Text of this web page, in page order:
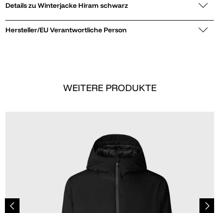
Details zu Winterjacke Hiram schwarz
Hersteller/EU Verantwortliche Person
WEITERE PRODUKTE